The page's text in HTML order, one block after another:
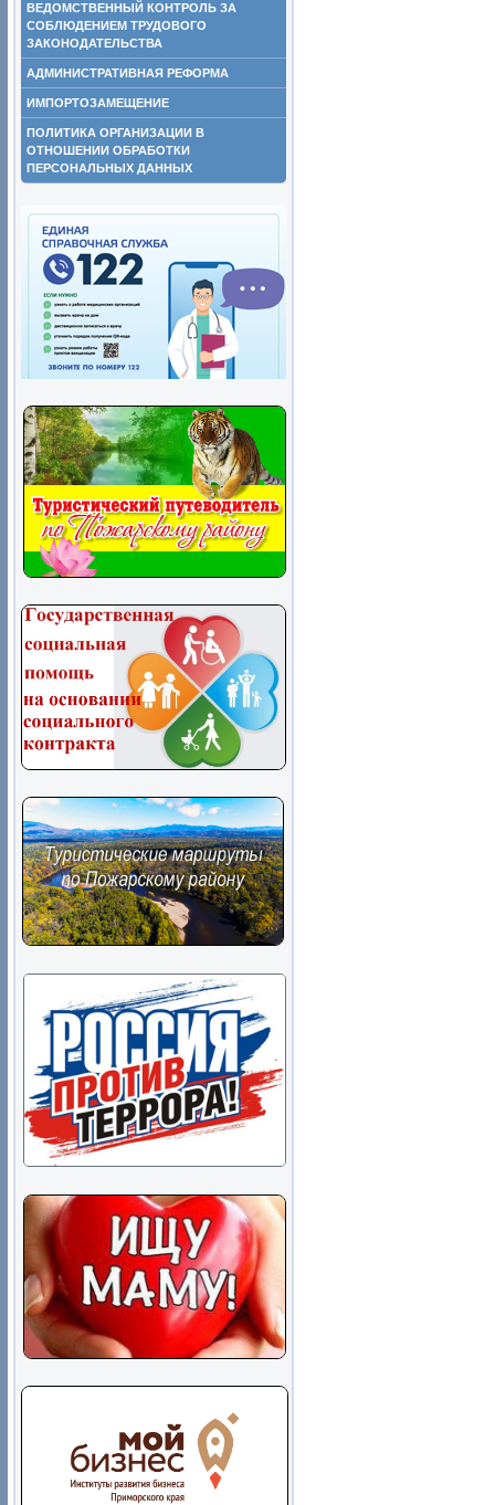
ВЕДОМСТВЕННЫЙ КОНТРОЛЬ ЗА
СОБЛЮДЕНИЕМ ТРУДОВОГО
ЗАКОНОДАТЕЛЬСТВА
АДМИНИСТРАТИВНАЯ РЕФОРМА
ИМПОРТОЗАМЕЩЕНИЕ
ПОЛИТИКА ОРГАНИЗАЦИИ В
ОТНОШЕНИИ ОБРАБОТКИ
ПЕРСОНАЛЬНЫХ ДАННЫХ